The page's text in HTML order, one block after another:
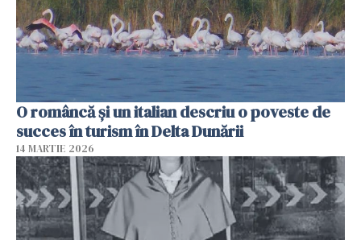
O româncă și un italian descriu o poveste de
succes în turism în Delta Dunării
14 MARTIE 2026